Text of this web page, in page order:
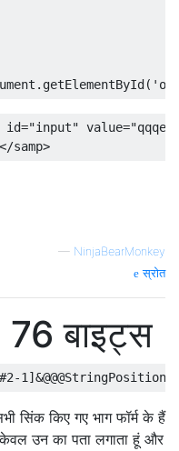
. getElementById (
id="input" value=
samp>
— NinjaBearMonkey
स्रोत
76 बाइट्स
सिंक किए गए भाग फॉर्म के हैं
उन का पता लगाता हूं और